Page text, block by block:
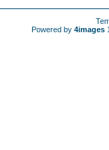
Powered by 4images